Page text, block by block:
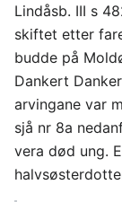
Lindåsb. III s
skiftet etter
budde på
Dankert
arvingane var
sjå nr 8a
vera død ung.